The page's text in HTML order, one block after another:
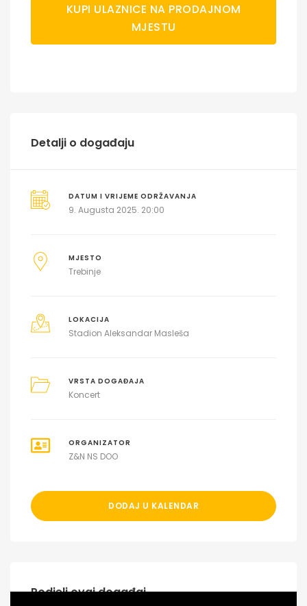
KUPI ULAZNICE NA PRODAJNOM
MJESTU
Detalji o događaju
DATUM I VRIJEME ODRŽAVANJA
9. Augusta 2025. 20:00
MJESTO
Trebinje
LOKACIJA
Stadion Aleksandar Masleša
VRSTA DOGAĐAJA
Koncert
ORGANIZATOR
Z&N NS DOO
DODAJ U KALENDAR
Podjeli ovaj događaj